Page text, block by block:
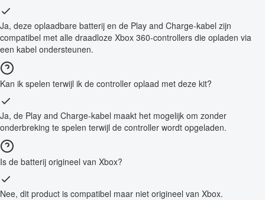
Ja, deze oplaadbare batterij en de Play and Charge-kabel zijn
compatibel met alle draadloze Xbox 360-controllers die opladen via
een kabel ondersteunen.
Kan ik spelen terwijl ik de controller oplaad met deze kit?
Ja, de Play and Charge-kabel maakt het mogelijk om zonder
onderbreking te spelen terwijl de controller wordt opgeladen.
Is de batterij origineel van Xbox?
Nee, dit product is compatibel maar niet origineel van Xbox.